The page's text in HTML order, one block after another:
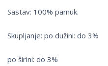
Sastav: 100% pamuk.
Skupljanje: po dužini: do 3%
po širini: do 3%